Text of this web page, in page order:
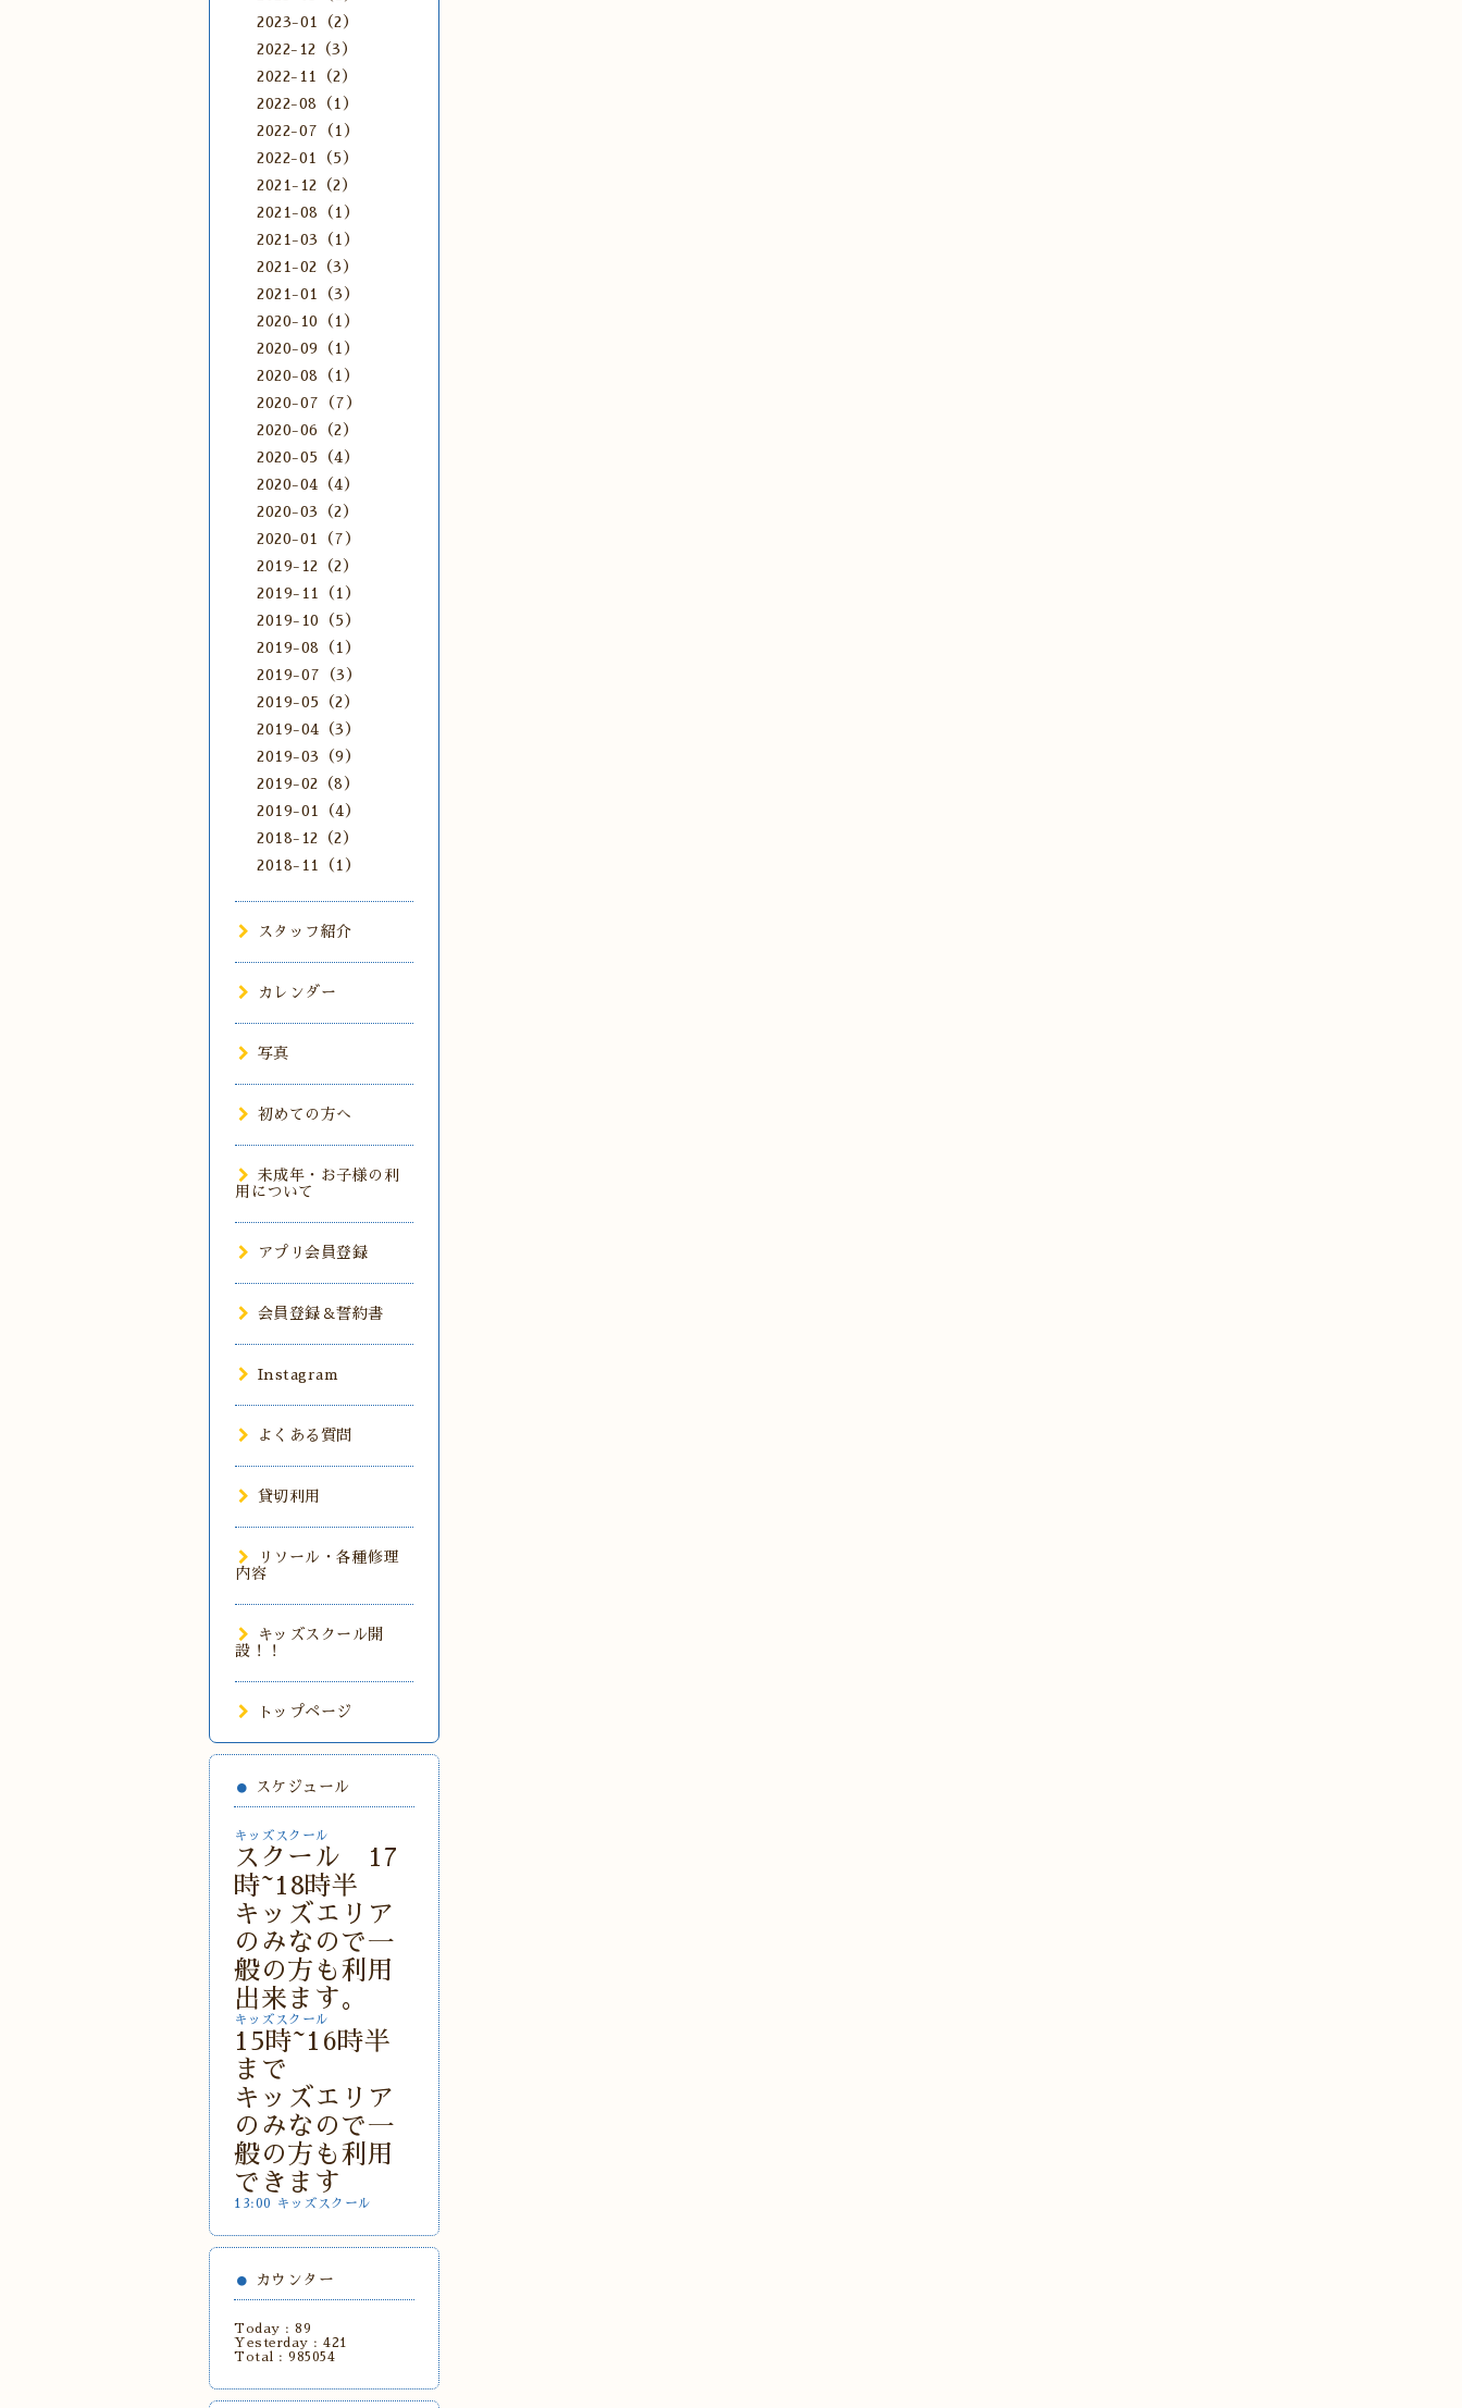
2023-01（2）
2022-12（3）
2022-11（2）
2022-08（1）
2022-07（1）
2022-01（5）
2021-12（2）
2021-08（1）
2021-03（1）
2021-02（3）
2021-01（3）
2020-10（1）
2020-09（1）
2020-08（1）
2020-07（7）
2020-06（2）
2020-05（4）
2020-04（4）
2020-03（2）
2020-01（7）
2019-12（2）
2019-11（1）
2019-10（5）
2019-08（1）
2019-07（3）
2019-05（2）
2019-04（3）
2019-03（9）
2019-02（8）
2019-01（4）
2018-12（2）
2018-11（1）
スタッフ紹介
カレンダー
写真
初めての方へ
未成年・お子様の利
用について
アプリ会員登録
会員登録＆誓約書
Instagram
よくある質問
貸切利用
リソール・各種修理
内容
キッズスクール開
設！！
トップページ
スケジュール
キッズスクール
スクール 17
時~18時半
キッズエリア
のみなので一
般の方も利用
出来ます。
キッズスクール
15時~16時半
まで
キッズエリア
のみなので一
般の方も利用
できます
13:00 キッズスクール
カウンター
Today : 89
Yesterday : 421
Total : 985054